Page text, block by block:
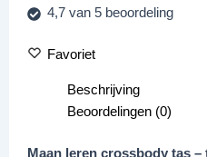
4,7 van 5 beoordeling
Favoriet
Beschrijving
Beoordelingen (0)
Maan leren crossbody tas